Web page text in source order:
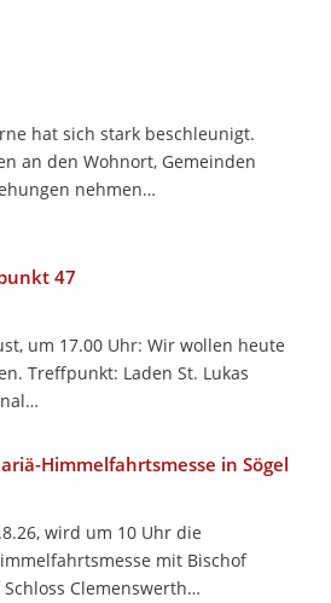
hat sich stark beschleunigt.
an den Wohnort, Gemeinden
nehmen…
47
um 17.00 Uhr: Wir wollen heute
Treffpunkt: Laden St. Lukas
Himmelfahrtsmesse in Sögel
wird um 10 Uhr die
mit Bischof
Clemenswerth…